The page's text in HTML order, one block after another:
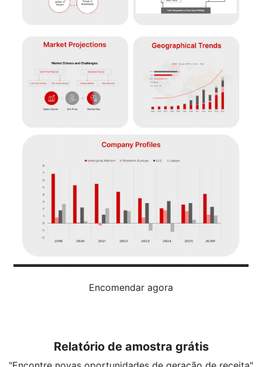
Encomendar agora
Relatório de amostra grátis